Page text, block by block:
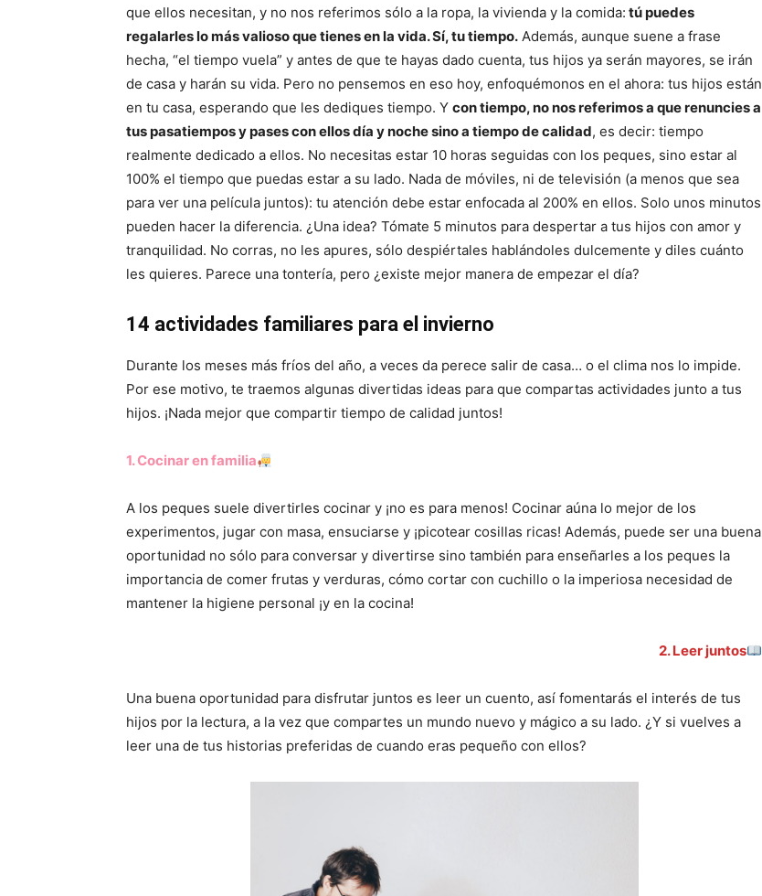
que ellos necesitan, y no nos referimos sólo a la ropa, la vivienda y la comida: tú puedes
regalarles lo más valioso que tienes en la vida. Sí, tu tiempo. Además, aunque suene a frase
hecha, “el tiempo vuela” y antes de que te hayas dado cuenta, tus hijos ya serán mayores, se irán
de casa y harán su vida. Pero no pensemos en eso hoy, enfoquémonos en el ahora: tus hijos están
en tu casa, esperando que les dediques tiempo. Y con tiempo, no nos referimos a que renuncies a
tus pasatiempos y pases con ellos día y noche sino a tiempo de calidad, es decir: tiempo
realmente dedicado a ellos. No necesitas estar 10 horas seguidas con los peques, sino estar al
100% el tiempo que puedas estar a su lado. Nada de móviles, ni de televisión (a menos que sea
para ver una película juntos): tu atención debe estar enfocada al 200% en ellos. Solo unos minutos
pueden hacer la diferencia. ¿Una idea? Tómate 5 minutos para despertar a tus hijos con amor y
tranquilidad. No corras, no les apures, sólo despiértales hablándoles dulcemente y diles cuánto
les quieres. Parece una tontería, pero ¿existe mejor manera de empezar el día?
14 actividades familiares para el invierno
Durante los meses más fríos del año, a veces da perece salir de casa… o el clima nos lo impide.
Por ese motivo, te traemos algunas divertidas ideas para que compartas actividades junto a tus
hijos. ¡Nada mejor que compartir tiempo de calidad juntos!
1. Cocinar en familia
A los peques suele divertirles cocinar y ¡no es para menos! Cocinar aúna lo mejor de los
experimentos, jugar con masa, ensuciarse y ¡picotear cosillas ricas! Además, puede ser una buena
oportunidad no sólo para conversar y divertirse sino también para enseñarles a los peques la
importancia de comer frutas y verduras, cómo cortar con cuchillo o la imperiosa necesidad de
mantener la higiene personal ¡y en la cocina!
2. Leer juntos
Una buena oportunidad para disfrutar juntos es leer un cuento, así fomentarás el interés de tus
hijos por la lectura, a la vez que compartes un mundo nuevo y mágico a su lado. ¿Y si vuelves a
leer una de tus historias preferidas de cuando eras pequeño con ellos?